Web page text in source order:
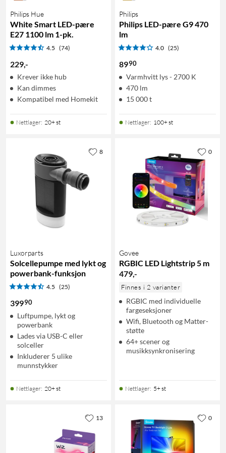
Philips Hue
White Smart LED-pære
E27 1100 lm 1-pk.
4.5 (74)
229,-
Krever ikke hub
Kan dimmes
Kompatibel med Homekit
Nettlager: 20+ st
Philips
Philips LED-pære G9 470
lm
4.0 (25)
8990
Varmhvitt lys - 2700 K
470 lm
15 000 t
Nettlager: 100+ st
Luxorparts
Solcellepumpe med lykt og
powerbank-funksjon
4.5 (25)
39990
Luftpumpe, lykt og
powerbank
Lades via USB-C eller
solceller
Inkluderer 5 ulike
munnstykker
Nettlager: 20+ st
8
Govee
RGBIC LED Lightstrip 5 m
479,-
Finnes i 2 varianter
RGBIC med individuelle
fargeseksjoner
Wifi, Bluetooth og Matter-
støtte
64+ scener og
musikksynkronisering
Nettlager: 5+ st
0
13 0